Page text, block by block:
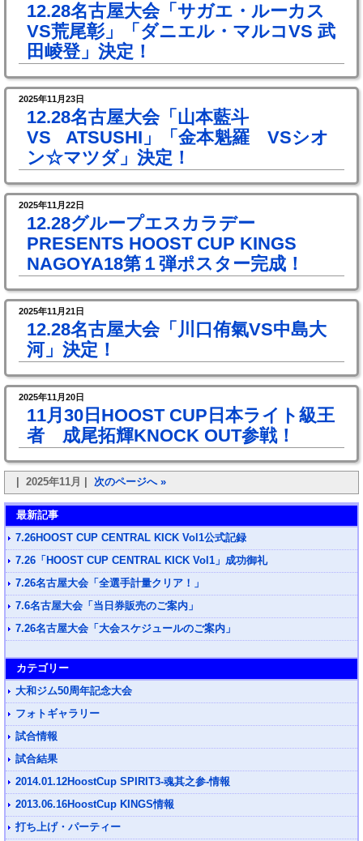
12.28名古屋大会「サガエ・ルーカス
VS荒尾彰」「ダニエル・マルコVS 武
田崚登」決定！
2025年11月23日
12.28名古屋大会「山本藍斗
VS ATSUSHI」「金本魁羅 VSシオ
ン☆マツダ」決定！
2025年11月22日
12.28グループエスカラデー
PRESENTS HOOST CUP KINGS
NAGOYA18第１弾ポスター完成！
2025年11月21日
12.28名古屋大会「川口侑氣VS中島大
河」決定！
2025年11月20日
11月30日HOOST CUP日本ライト級王
者 成尾拓輝KNOCK OUT参戦！
| 2025年11月 | 次のページへ »
最新記事
7.26HOOST CUP CENTRAL KICK Vol1公式記録
7.26「HOOST CUP CENTRAL KICK Vol1」成功御礼
7.26名古屋大会「全選手計量クリア！」
7.6名古屋大会「当日券販売のご案内」
7.26名古屋大会「大会スケジュールのご案内」
カテゴリー
大和ジム50周年記念大会
フォトギャラリー
試合情報
試合結果
2014.01.12HoostCup SPIRIT3-魂其之参-情報
2013.06.16HoostCup KINGS情報
打ち上げ・パーティー